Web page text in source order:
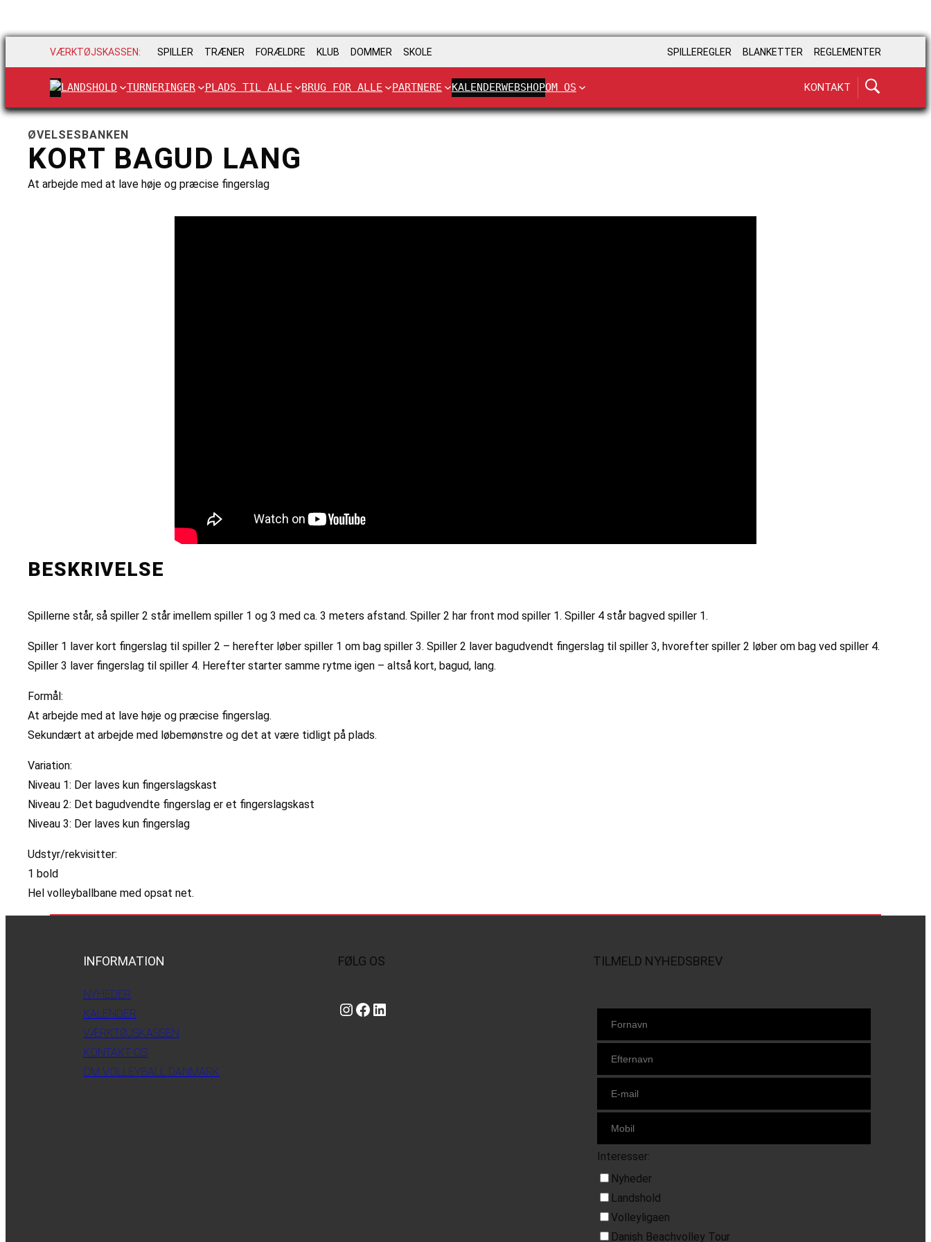
VÆRKTØJSKASSEN: SPILLER TRÆNER FORÆLDRE KLUB DOMMER SKOLE SPILLEREGLER BLANKETTER REGLEMENTER
LANDSHOLD TURNERINGER PLADS TIL ALLE BRUG FOR ALLE PARTNERE KALENDERWEBSHOPOM OS KONTAKT
ØVELSESBANKEN
KORT BAGUD LANG
At arbejde med at lave høje og præcise fingerslag
BESKRIVELSE
Spillerne står, så spiller 2 står imellem spiller 1 og 3 med ca. 3 meters afstand. Spiller 2 har front mod spiller 1. Spiller 4 står bagved spiller 1.
Spiller 1 laver kort fingerslag til spiller 2 – herefter løber spiller 1 om bag spiller 3. Spiller 2 laver bagudvendt fingerslag til spiller 3, hvorefter spiller 2 løber om bag ved spiller 4.
Spiller 3 laver fingerslag til spiller 4. Herefter starter samme rytme igen – altså kort, bagud, lang.
Formål:
At arbejde med at lave høje og præcise fingerslag.
Sekundært at arbejde med løbemønstre og det at være tidligt på plads.
Variation:
Niveau 1: Der laves kun fingerslagskast
Niveau 2: Det bagudvendte fingerslag er et fingerslagskast
Niveau 3: Der laves kun fingerslag
Udstyr/rekvisitter:
1 bold
Hel volleyballbane med opsat net.
INFORMATION
NYHEDER
KALENDER
VÆRKTØJSKASSEN
KONTAKT OS
OM VOLLEYBALL DANMARK
FØLG OS
Instagram https://www.facebook.com/danishbeachvolleytour LinkedIn
TILMELD NYHEDSBREV
Interesser:
Nyheder
Landshold
Volleyligaen
Danish Beachvolley Tour